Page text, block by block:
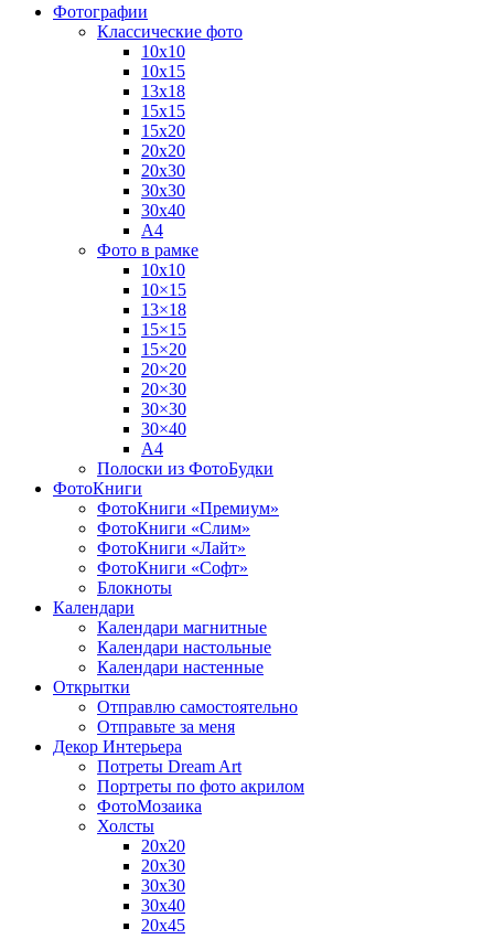
Фотографии
Классические фото
10х10
10х15
13х18
15х15
15х20
20х20
20х30
30х30
30х40
А4
Фото в рамке
10х10
10×15
13×18
15×15
15×20
20×20
20×30
30×30
30×40
A4
Полоски из ФотоБудки
ФотоКниги
ФотоКниги «Премиум»
ФотоКниги «Слим»
ФотоКниги «Лайт»
ФотоКниги «Софт»
Блокноты
Календари
Календари магнитные
Календари настольные
Календари настенные
Открытки
Отправлю самостоятельно
Отправьте за меня
Декор Интерьера
Потреты Dream Art
Портреты по фото акрилом
ФотоМозаика
Холсты
20х20
20х30
30х30
30х40
20х45